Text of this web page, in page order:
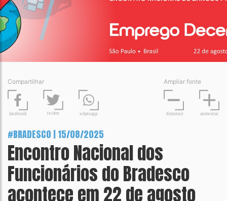
Compartilhar
facebook twitter whatsapp
Ampliar fonte
diminuir aumentar
#BRADESCO | 15/08/2025
Encontro Nacional dos
Funcionários do Bradesco
acontece em 22 de agosto